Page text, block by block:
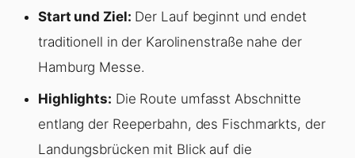
Start und Ziel: Der Lauf beginnt und endet
traditionell in der Karolinenstraße nahe der
Hamburg Messe.
Highlights: Die Route umfasst Abschnitte
entlang der Reeperbahn, des Fischmarkts, der
Landungsbrücken mit Blick auf die